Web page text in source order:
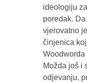
ideologiju
poredak.
vjerovatno
činjenica
Woodworda
Možda još i
odjevanju,